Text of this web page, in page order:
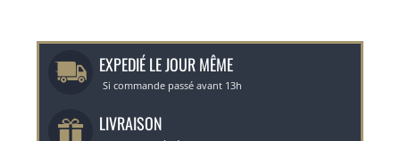
EXPEDIÉ LE JOUR MÊME
Si commande passé avant 13h
LIVRAISON